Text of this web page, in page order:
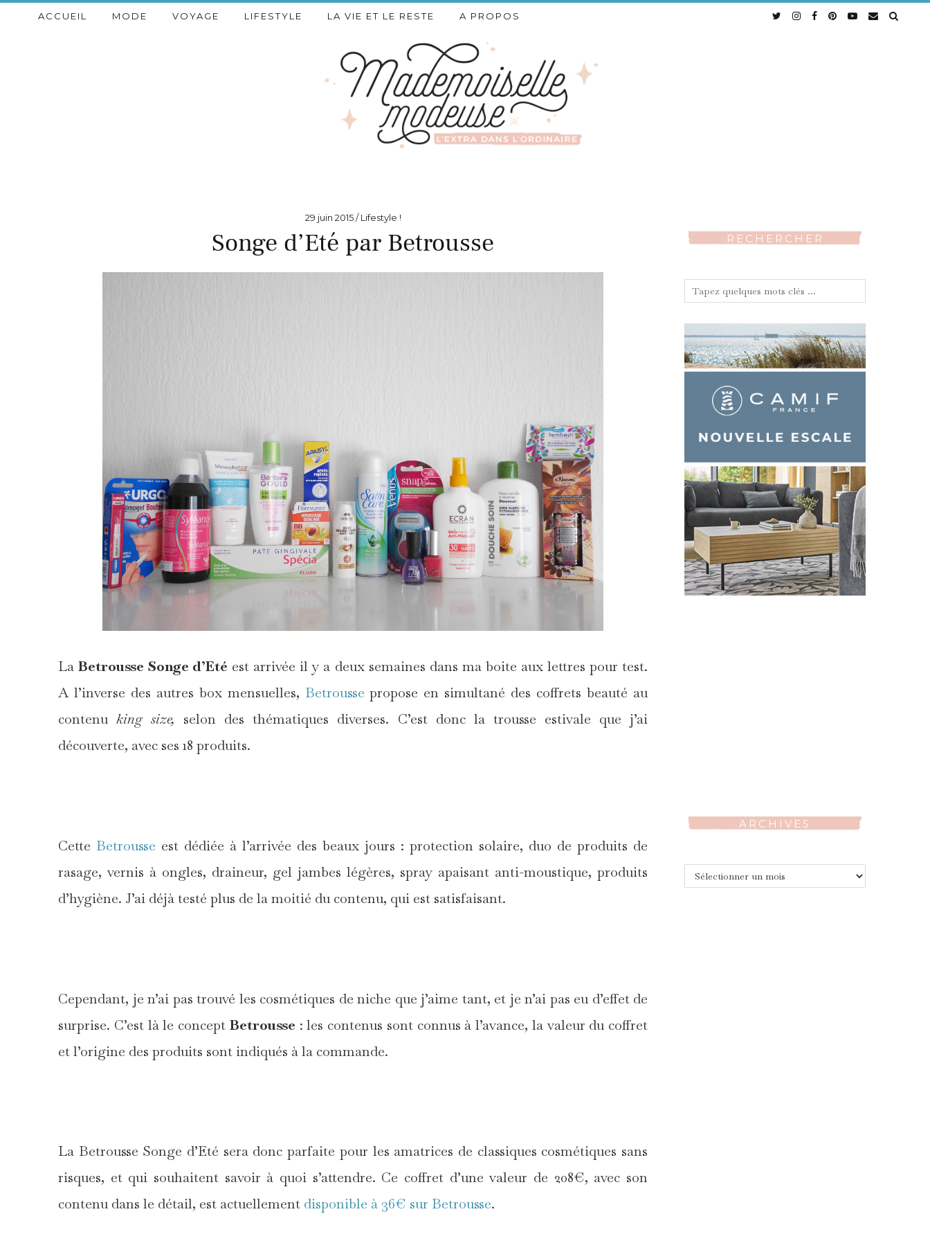
ACCUEIL MODE VOYAGE LIFESTYLE LA VIE ET LE RESTE A PROPOS
29 juin 2015 Lifestyle !
Songe d’Eté par Betrousse
LaBetrousse Songe d’Eté est arrivée il y a deux semaines dans ma boite aux lettres pour test.
A l’inverse des autres box mensuelles, Betrousse propose en simultané des coffrets beauté au
contenuking size, selon des thématiques diverses. C’est donc la trousse estivale que j’ai
découverte, avec ses 18 produits.
Cette Betrousse est dédiée à l’arrivée des beaux jours : protection solaire, duo de produits de
rasage, vernis à ongles, draineur, gel jambes légères, spray apaisant anti-moustique, produits
d’hygiène. J’ai déjà testé plus de la moitié du contenu, qui est satisfaisant.
Cependant, je n’ai pas trouvé les cosmétiques de niche que j’aime tant, et je n’ai pas eu d’effet de
surprise. C’est là le concept Betrousse : les contenus sont connus à l’avance, la valeur du coffret
et l’origine des produits sont indiqués à la commande.
La Betrousse Songe d’Eté sera donc parfaite pour les amatrices de classiques cosmétiques sans
risques, et qui souhaitent savoir à quoi s’attendre. Ce coffret d’une valeur de 208€, avec son
contenu dans le détail, est actuellement disponible à 36€ sur Betrousse.
RECHERCHER
ARCHIVES